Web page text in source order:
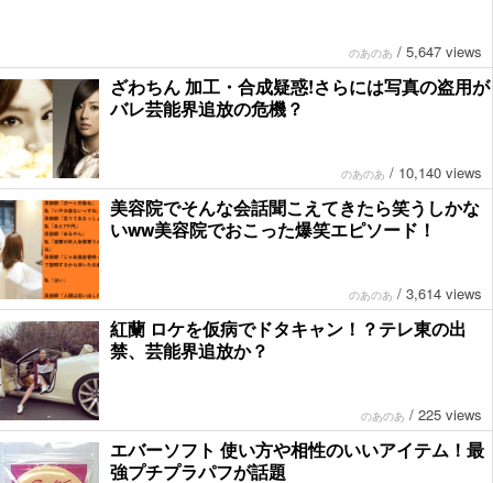
のあのあ / 5,647 views
ざわちん 加工・合成疑惑!さらには写真の盗用が
バレ芸能界追放の危機？
のあのあ / 10,140 views
美容院でそんな会話聞こえてきたら笑うしかな
いww美容院でおこった爆笑エピソード！
のあのあ / 3,614 views
紅蘭 ロケを仮病でドタキャン！？テレ東の出
禁、芸能界追放か？
のあのあ / 225 views
エバーソフト 使い方や相性のいいアイテム！最
強プチプラパフが話題